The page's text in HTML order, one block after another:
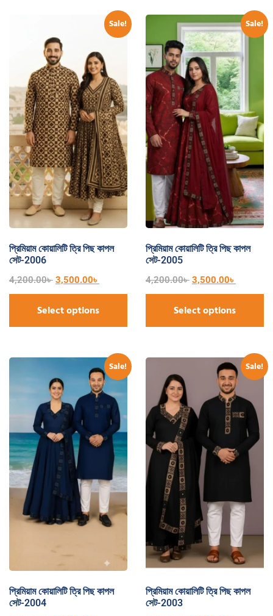
Sale!
প্রিমিয়াম কোয়ালিটি ত্রি পিছ কাপল
সেট-2006
4,200.00৳ 3,500.00৳
Select options
Sale!
প্রিমিয়াম কোয়ালিটি ত্রি পিছ কাপল
সেট-2005
4,200.00৳ 3,500.00৳
Select options
Sale!
প্রিমিয়াম কোয়ালিটি ত্রি পিছ কাপল
সেট-2004
Sale!
প্রিমিয়াম কোয়ালিটি ত্রি পিছ কাপল
সেট-2003